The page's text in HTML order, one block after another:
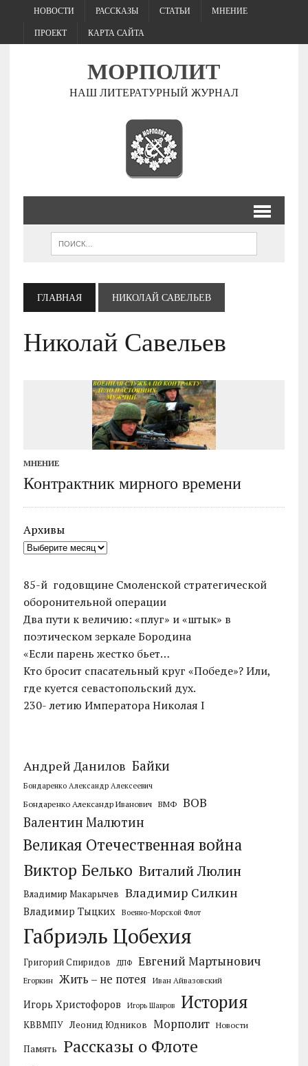
НОВОСТИ РАССКАЗЫ СТАТЬИ МНЕНИЕ
ПРОЕКТ КАРТА САЙТА
МОРПОЛИТ
НАШ ЛИТЕРАТУРНЫЙ ЖУРНАЛ
ГЛАВНАЯ НИКОЛАЙ САВЕЛЬЕВ
Николай Савельев
МНЕНИЕ
Контрактник мирного времени
Архивы
85-й годовщине Смоленской стратегической
оборонительной операции
Два пути к величию: «плуг» и «штык» в
поэтическом зеркале Бородина
«Если парень жестко бьет…
Кто бросит спасательный круг «Победе»? Или,
где куется севастопольский дух.
230- летию Императора Николая I
Андрей Данилов Байки
Бондаренко Александр Алексеевич
Бондаренко Александр Иванович ВМФ ВОВ
Валентин Малютин
Великая Отечественная война
Виктор Белько Виталий Люлин
Владимир Макарычев Владимир Силкин
Владимир Тыцких Военно-Морской Флот
Габриэль Цобехия
Григорий Спиридов ДПФ Евгений Мартынович
Егоркин Жить – не потея Иван Айвазовский
Игорь Христофоров Игорь Шавров История
КВВМПУ Леонид Юдников Морполит Новости
Память Рассказы о Флоте